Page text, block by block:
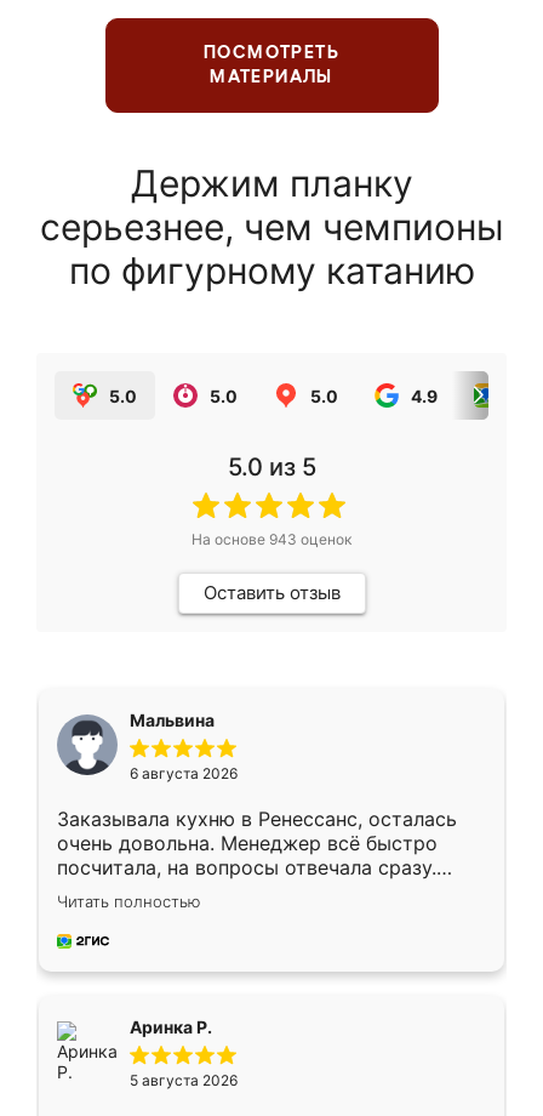
ПОСМОТРЕТЬ
МАТЕРИАЛЫ
Держим планку
серьезнее, чем чемпионы
по фигурному катанию
5.0 5.0 5.0 4.9
5.0 из 5
На основе 943 оценок
Оставить отзыв
Мальвина
6 августа 2026
Заказывала кухню в Ренессанс, осталась
очень довольна. Менеджер всё быстро
посчитала, на вопросы отвечала сразу.
Замерщик приехал в субботу, подошёл к
делу со всей ответственностью. Собрали
за день, ребята работали аккуратно, даже
Читать полностью
Аринка Р.
5 августа 2026